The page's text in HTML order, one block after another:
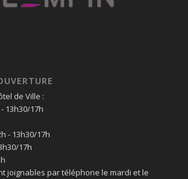
de Ville :
13h30/17h
- 13h30/17h
17h
joignables par téléphone le mardi et le